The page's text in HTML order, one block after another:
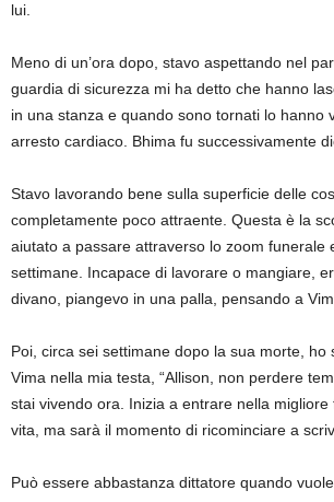
lui.
Meno di un’ora dopo, stavo aspettando nel
guardia di sicurezza mi ha detto che hanno
in una stanza e quando sono tornati lo hanno
arresto cardiaco. Bhima fu successivamente
Stavo lavorando bene sulla superficie delle
completamente poco attraente. Questa è la
aiutato a passare attraverso lo zoom funerale
settimane. Incapace di lavorare o mangiare,
divano, piangevo in una palla, pensando a
Poi, circa sei settimane dopo la sua morte, ho
Vima nella mia testa, “Allison, non perdere
stai vivendo ora. Inizia a entrare nella
vita, ma sarà il momento di ricominciare a
Può essere abbastanza dittatore quando